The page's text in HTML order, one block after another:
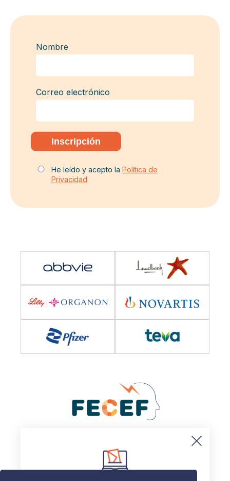
Nombre
Correo electrónico
He leído y acepto la Política de
Privacidad
Aviso legal
Politica de cookies